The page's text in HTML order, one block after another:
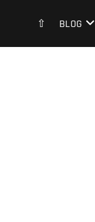
⇧ BLOG